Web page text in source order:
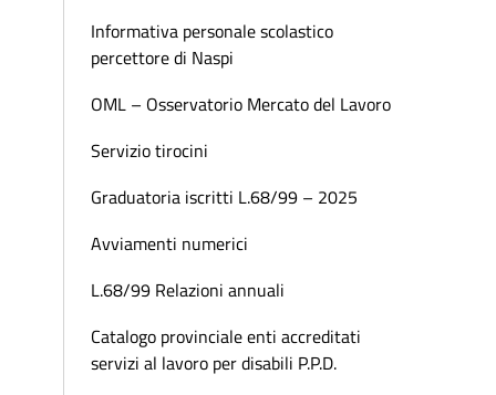
Informativa personale scolastico
percettore di Naspi
OML – Osservatorio Mercato del Lavoro
Servizio tirocini
Graduatoria iscritti L.68/99 – 2025
Avviamenti numerici
L.68/99 Relazioni annuali
Catalogo provinciale enti accreditati
servizi al lavoro per disabili P.P.D.